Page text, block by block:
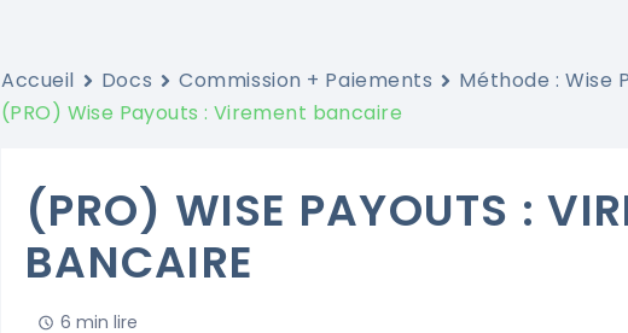
Accueil Docs Commission + Paiements
Méthode : Wise
(PRO) Wise Payouts : Virement bancaire
(PRO) WISE PAYOUTS :
BANCAIRE
6 min lire